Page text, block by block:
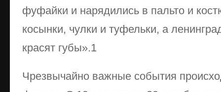
фуфайки и нарядились в пальто и
косынки, чулки и туфельки, а
красят губы».1
Чрезвычайно важные события